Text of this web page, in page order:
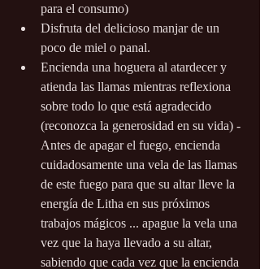
para el consumo)
Disfruta del delicioso manjar de un
poco de miel o panal.
Encienda una hoguera al atardecer y
atienda las llamas mientras reflexiona
sobre todo lo que está agradecido
(reconozca la generosidad en su vida) -
Antes de apagar el fuego, encienda
cuidadosamente una vela de las llamas
de este fuego para que su altar lleve la
energía de Litha en sus próximos
trabajos mágicos ... apague la vela una
vez que la haya llevado a su altar,
sabiendo que cada vez que la encienda